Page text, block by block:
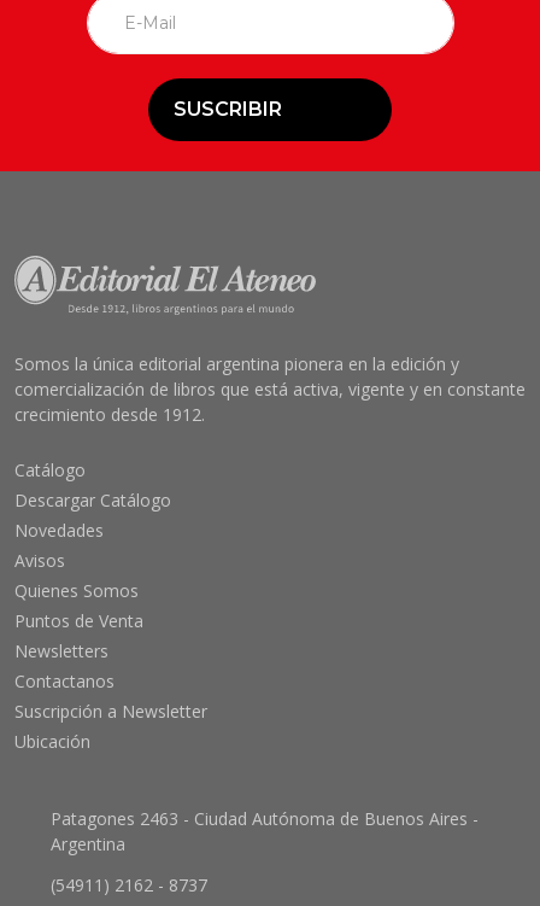
SUSCRIBIR
Somos la única editorial argentina pionera en la edición y
comercialización de libros que está activa, vigente y en constante
crecimiento desde 1912.
Catálogo
Descargar Catálogo
Novedades
Avisos
Quienes Somos
Puntos de Venta
Newsletters
Contactanos
Suscripción a Newsletter
Ubicación
Patagones 2463 - Ciudad Autónoma de Buenos Aires -
Argentina
(54911) 2162 - 8737